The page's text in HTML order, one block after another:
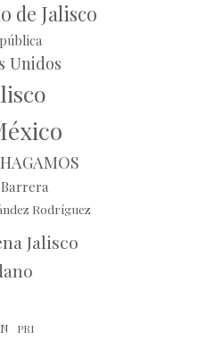
de Jalisco
Unidos
HAGAMOS
Rodríguez
Jalisco
PRI